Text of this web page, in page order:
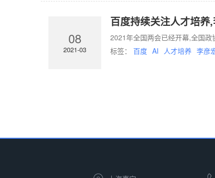
08
2021-03
百度持续关注人才培
2021年全国两会已经开幕,全国政
标签： 百度 AI 人才培养 李彦